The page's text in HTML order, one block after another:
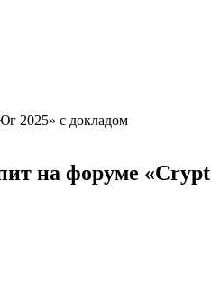
2025» с докладом
на форуме